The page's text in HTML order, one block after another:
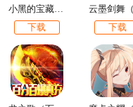
下载
下载